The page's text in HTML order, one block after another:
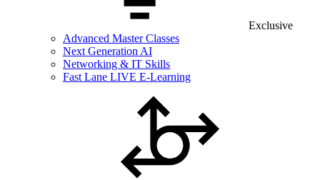
Exclusive
Advanced Master Classes
Next Generation AI
Networking & IT Skills
Fast Lane LIVE E-Learning